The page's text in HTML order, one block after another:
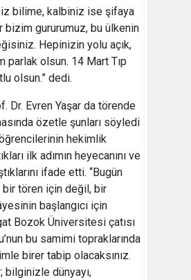
bilime, kalbiniz ise şifaya
bizim gururumuz, bu ülkenin
Hepinizin yolu açık,
parlak olsun. 14 Mart Tıp
olsun.” dedi.
Dr. Evren Yaşar da törende
özetle şunları söyledi
hekimlik
ilk adımın heyecanını ve
ifade etti. “Bugün
tören için değil, bir
başlangıcı için
Bozok Üniversitesi çatısı
bu samimi topraklarında
birer tabip olacaksınız.
bilginizle dünyayı,